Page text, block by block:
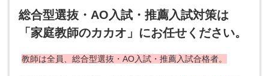
総合型選抜・AO入試・推薦入試対策は
「家庭教師のカカオ」にお任せください。
教師は全員、総合型選抜・AO入試・推薦入試合格者。